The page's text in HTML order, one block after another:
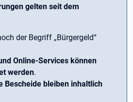
gelten seit dem
der Begriff ­„Bürgergeld“
Online-Services können
werden.
Bescheide bleiben inhaltlich